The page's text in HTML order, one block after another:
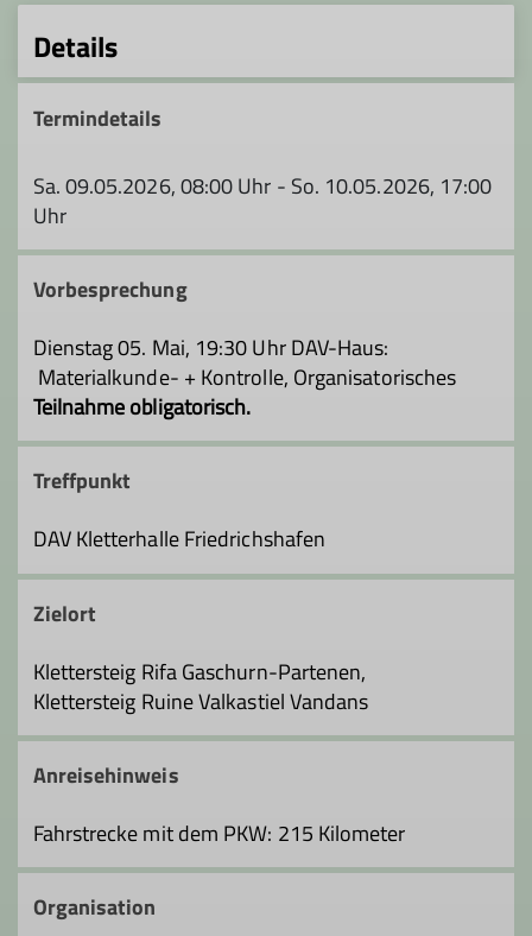
Details
Termindetails
Sa. 09.05.2026, 08:00 Uhr - So. 10.05.2026, 17:00
Uhr
Vorbesprechung
Dienstag 05. Mai, 19:30 Uhr DAV-Haus:
Materialkunde- + Kontrolle, Organisatorisches
Teilnahme obligatorisch.
Treffpunkt
DAV Kletterhalle Friedrichshafen
Zielort
Klettersteig Rifa Gaschurn-Partenen,
Klettersteig Ruine Valkastiel Vandans
Anreisehinweis
Fahrstrecke mit dem PKW: 215 Kilometer
Organisation